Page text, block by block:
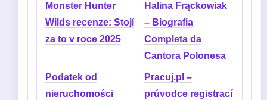
Monster Hunter
Wilds recenze: Stojí
za to v roce 2025
Halina Frąckowiak
– Biografia
Completa da
Cantora Polonesa
Podatek od
nieruchomości
Pracuj.pl –
průvodce registrací